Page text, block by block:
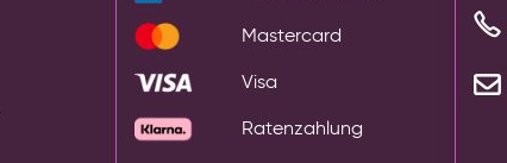
Mastercard
Visa
Ratenzahlung